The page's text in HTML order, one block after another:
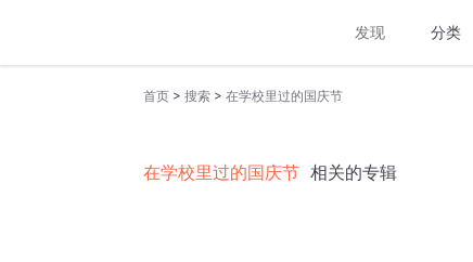
发现 分类
首页 > 搜索 > 在学校里过的国庆节
在学校里过的国庆节 相关的专辑